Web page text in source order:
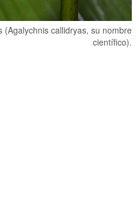
(Agalychnis callidryas, su nombre
científico).